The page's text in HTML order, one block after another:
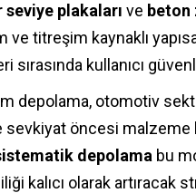
plakaları ve beton
ve titreşim kaynaklı
kullanıcı
depolama, otomotiv
öncesi
depolama bu
kalıcı olarak artıracak